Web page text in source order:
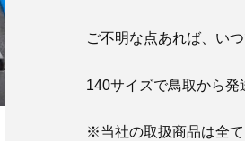
ご不明な点あれば、い
140サイズで鳥取から発
※当社の取扱商品は全て